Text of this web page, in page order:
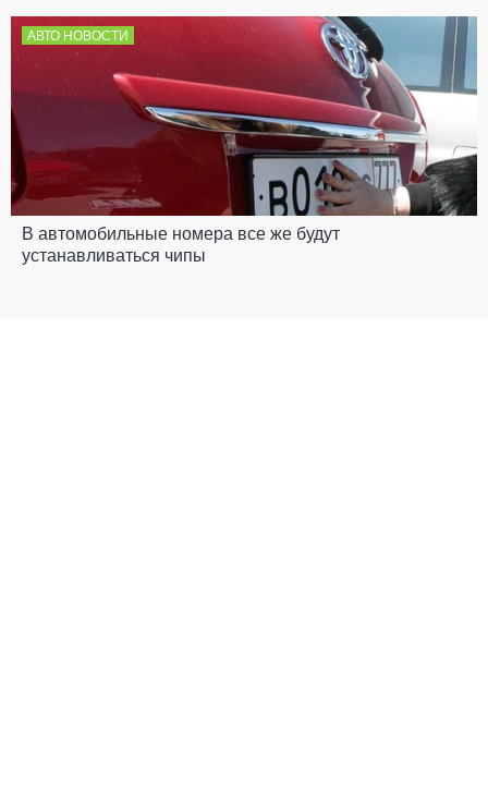
АВТО НОВОСТИ
В автомобильные номера все же будут
устанавливаться чипы